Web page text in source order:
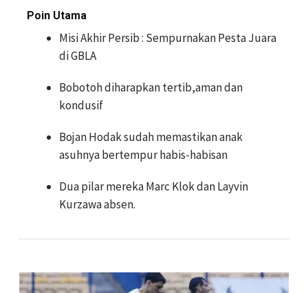
Poin Utama
Misi Akhir Persib : Sempurnakan Pesta Juara
di GBLA
Bobotoh diharapkan tertib,aman dan
kondusif
Bojan Hodak sudah memastikan anak
asuhnya bertempur habis-habisan
Dua pilar mereka Marc Klok dan Layvin
Kurzawa absen.